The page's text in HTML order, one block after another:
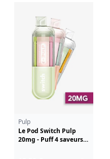
Pulp
Le Pod Switch Pulp
20mg - Puff 4 saveurs